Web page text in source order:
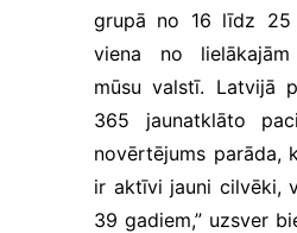
grupā no 16 līdz 25
viena no
mūsu valstī. Latvijā
365 jaunatklāto
novērtējums parāda,
ir aktīvi jauni cilvēki,
39 gadiem,” uzsver
laikā veiktās
darbības un
uzlabot tās
lietojamību
ikvienam
Izmantojamie